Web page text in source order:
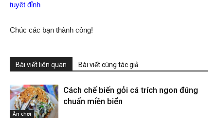
tuyệt đỉnh
Chúc các bạn thành công!
Bài viết liên quan Bài viết cùng tác giả
Ăn chơi
Cách chế biến gỏi cá trích ngon đúng
chuẩn miền biển